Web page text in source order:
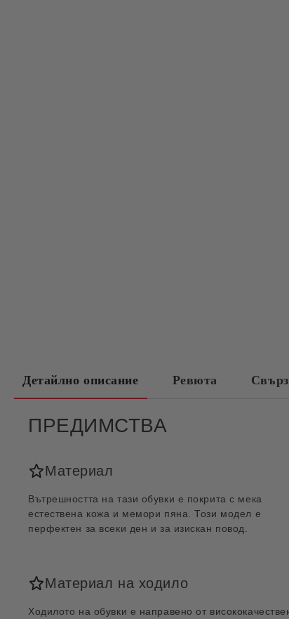
Детайлно описание Ревюта
ПРЕДИМСТВА
Материал
Вътрешността на тази обувки е покрита с мека
естествена кожа и мемори пяна. Този модел е
перфектен за всеки ден и за изискан повод.
Материал на ходило
Ходилото на обувки е направено от